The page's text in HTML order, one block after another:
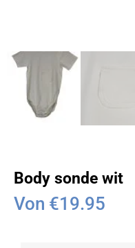
Body sonde wit
Von €19.95